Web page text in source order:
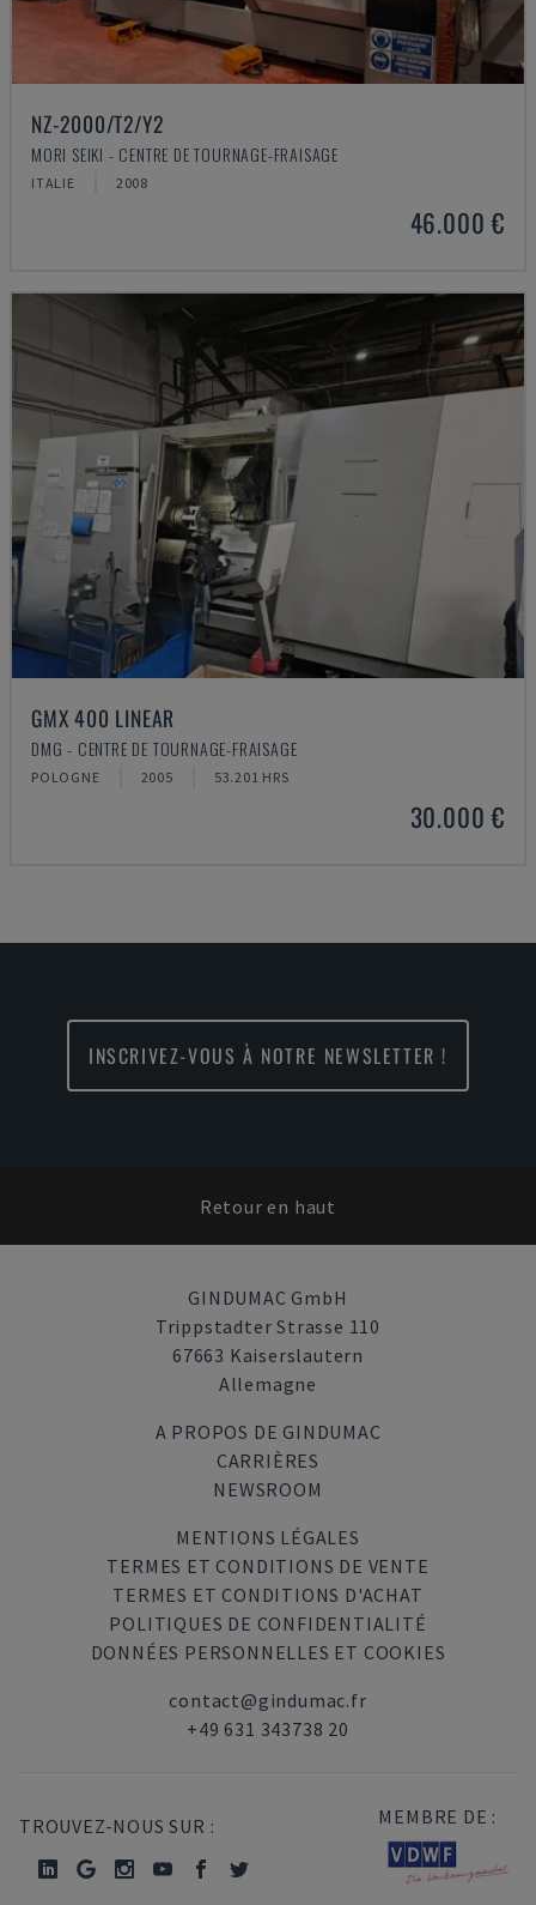
NZ-2000/T2/Y2
MORI SEIKI - CENTRE DE TOURNAGE-FRAISAGE
ITALIE 2008
46.000 €
GMX 400 LINEAR
DMG - CENTRE DE TOURNAGE-FRAISAGE
POLOGNE 2005 53.201 HRS
30.000 €
INSCRIVEZ-VOUS À NOTRE NEWSLETTER !
Retour en haut
GINDUMAC GmbH
Trippstadter Strasse 110
67663 Kaiserslautern
Allemagne
A PROPOS DE GINDUMAC
CARRIÈRES
NEWSROOM
MENTIONS LÉGALES
TERMES ET CONDITIONS DE VENTE
TERMES ET CONDITIONS D'ACHAT
POLITIQUES DE CONFIDENTIALITÉ
DONNÉES PERSONNELLES ET COOKIES
contact@gindumac.fr
+49 631 343738 20
TROUVEZ-NOUS SUR : MEMBRE DE :